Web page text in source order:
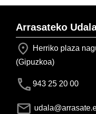
Arrasateko
Herriko plaza
(Gipuzkoa)
943 25 20 00